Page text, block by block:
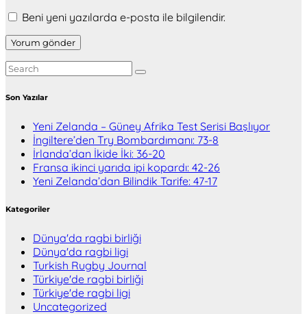
Beni yeni yazılarda e-posta ile bilgilendir.
Son Yazılar
Yeni Zelanda – Güney Afrika Test Serisi Başlıyor
İngiltere’den Try Bombardımanı: 73-8
İrlanda’dan İkide İki: 36-20
Fransa ikinci yarıda ipi kopardı: 42-26
Yeni Zelanda’dan Bilindik Tarife: 47-17
Kategoriler
Dünya'da ragbi birliği
Dünya'da ragbi ligi
Turkish Rugby Journal
Türkiye'de ragbi birliği
Türkiye'de ragbi ligi
Uncategorized